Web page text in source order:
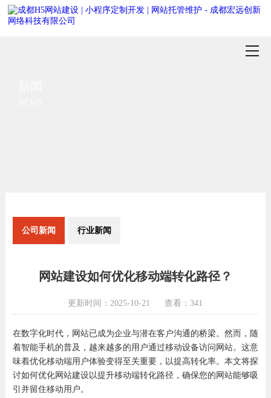
公司新闻 行业新闻
网站建设如何优化移动端转化路径？
更新时间：2025-10-21 查看：341
在数字化时代，网站已成为企业与潜在客户沟通的桥梁。然而，随
着智能手机的普及，越来越多的用户通过移动设备访问网站。这意
味着优化移动端用户体验变得至关重要，以提高转化率。本文将探
讨如何优化网站建设以提升移动端转化路径，确保您的网站能够吸
引并留住移动用户。